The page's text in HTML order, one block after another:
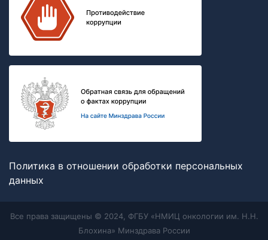
Политика в отношении обработки персональных
данных
Все права защищены © 2024, ФГБУ «НМИЦ онкологии им. Н.Н.
Блохина» Минздрава России